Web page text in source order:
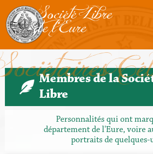
Société Libre
de l'Eure
Membres de la
Libre
Personnalités qui ont
département de l'Eure, voire
portraits de quelques-